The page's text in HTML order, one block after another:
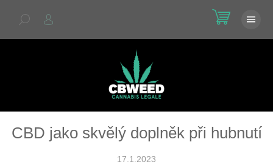
CBD jako skvělý doplněk při hubnutí
17.1.2023